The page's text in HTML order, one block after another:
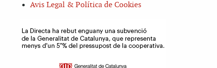
Avis Legal & Política de Cookies